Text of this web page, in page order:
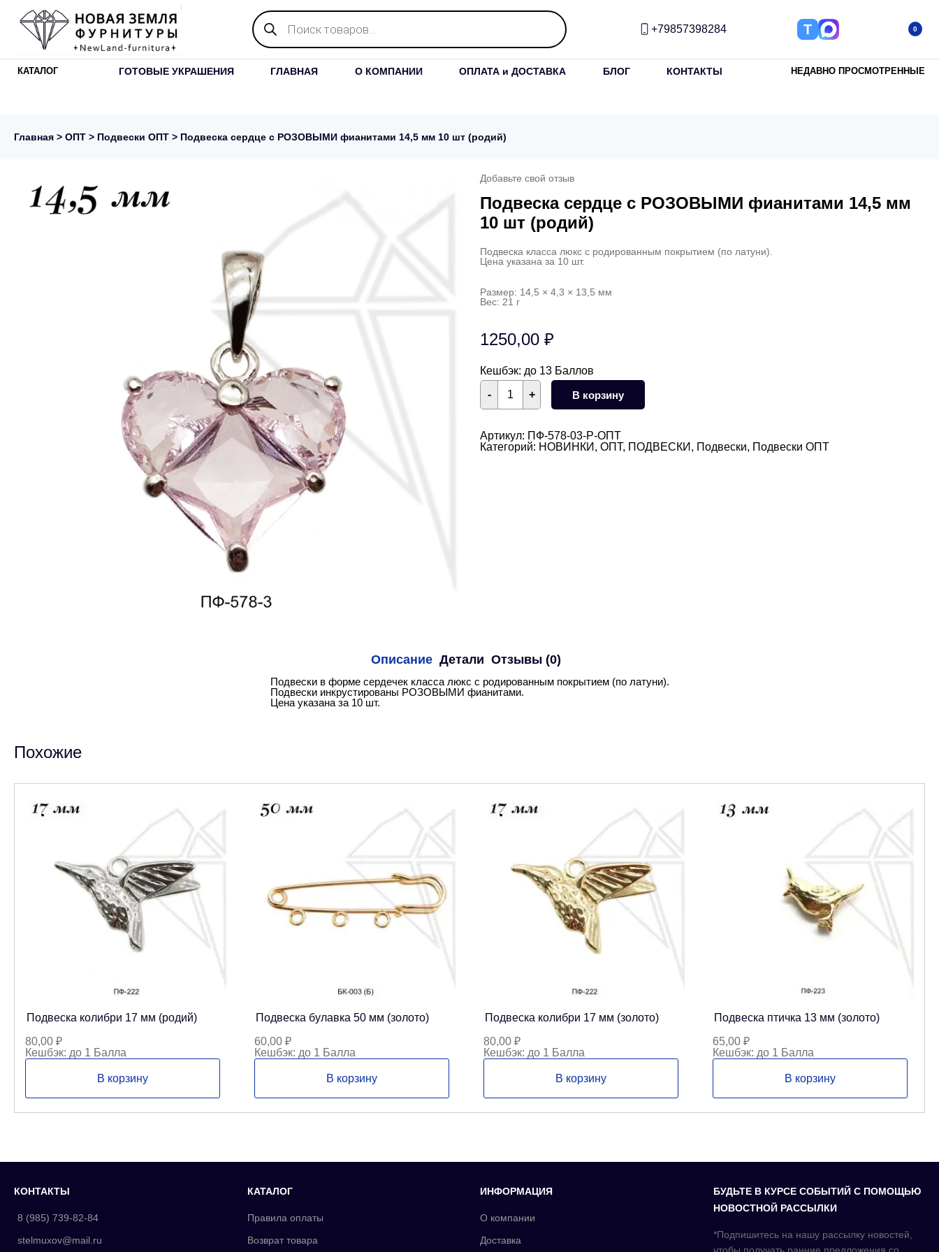
Поиск
товаров
+79857398284 Т 0
КАТАЛОГ ГОТОВЫЕ УКРАШЕНИЯ ГЛАВНАЯ О КОМПАНИИ ОПЛАТА и ДОСТАВКА БЛОГ КОНТАКТЫ НЕДАВНО ПРОСМОТРЕННЫЕ
Главная > ОПТ > Подвески ОПТ > Подвеска сердце с РОЗОВЫМИ фианитами 14,5 мм 10 шт (родий)
Добавьте свой отзыв
Подвеска сердце с РОЗОВЫМИ фианитами 14,5 мм
10 шт (родий)
Подвеска класса люкс с родированным покрытием (по латуни).
Цена указана за 10 шт.
Размер: 14,5 × 4,3 × 13,5 мм
Вес: 21 г
1250,00 ₽
Кешбэк: до 13 Баллов
+
Количество
товара
Подвеска
с
РОЗОВЫМИ
фианитами
- В корзину
Артикул: ПФ-578-03-Р-ОПТ
Категорий: НОВИНКИ , ОПТ, ПОДВЕСКИ , Подвески, Подвески ОПТ
Описание Детали Отзывы (0)
Подвески в форме сердечек класса люкс с родированным покрытием (по латуни).
Подвески инкрустированы РОЗОВЫМИ фианитами.
Цена указана за 10 шт.
Похожие
Подвеска колибри 17 мм (родий)
80,00 ₽
Кешбэк: до 1 Балла
В корзину
Подвеска булавка 50 мм (золото)
60,00 ₽
Кешбэк: до 1 Балла
В корзину
Подвеска колибри 17 мм (золото)
80,00 ₽
Кешбэк: до 1 Балла
В корзину
Подвеска птичка 13 мм (золото)
65,00 ₽
Кешбэк: до 1 Балла
В корзину
КОНТАКТЫ
8 (985) 739-82-84
stelmuxov@mail.ru
КАТАЛОГ
Правила оплаты
Возврат товара
ИНФОРМАЦИЯ
О компании
Доставка
БУДЬТЕ В КУРСЕ СОБЫТИЙ С ПОМОЩЬЮ
НОВОСТНОЙ РАССЫЛКИ
*Подпишитесь на нашу рассылку новостей,